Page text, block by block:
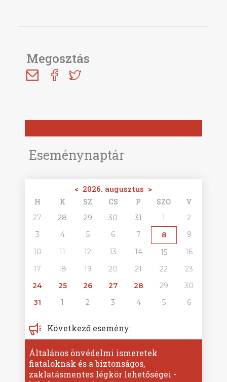
Eseménynaptár
< 2026. augusztus >
H K SZ CS P SZO V
27 28 29 30 31 1
2
3
4 5 6 7 8
9
10
11 12 13 14 15
16
17
18 19 20 21 22
23
24
25 26 27 28 29
30
31
1 2 3 4 5 6
Következő esemény:
Általános önvédelmi ismeretek
fiataloknak és a biztonságos,
zaklatásmentes légkör lehetőségei -
Megosztás